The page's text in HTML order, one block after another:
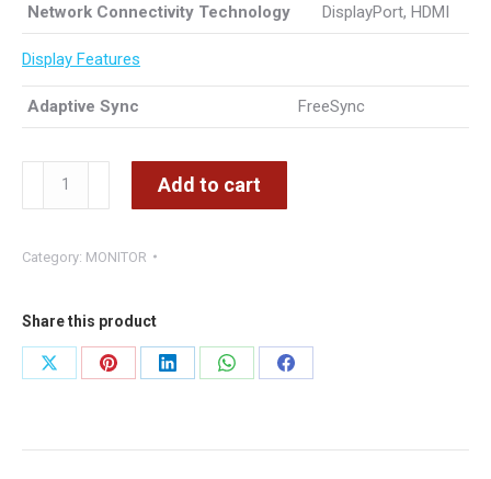
Network Connectivity Technology DisplayPort, HDMI
Display Features
Adaptive Sync FreeSync
275F
FHD
180Hz
Monitor
Add to cart
Category: MONITOR
Share this product
Share
Share
Share
Share
Share